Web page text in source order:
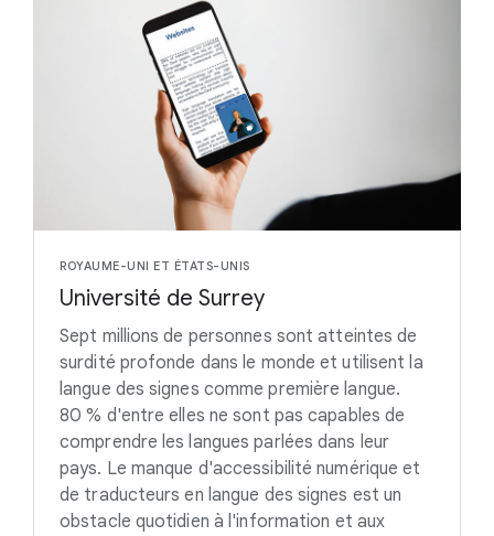
ROYAUME-UNI ET ÉTATS-UNIS
Université de Surrey
Sept millions de personnes sont atteintes de
surdité profonde dans le monde et utilisent la
langue des signes comme première langue.
80 % d'entre elles ne sont pas capables de
comprendre les langues parlées dans leur
pays. Le manque d'accessibilité numérique et
de traducteurs en langue des signes est un
obstacle quotidien à l'information et aux